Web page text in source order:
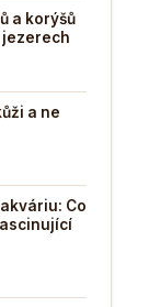
a korýšů
jezerech
a ne
Co